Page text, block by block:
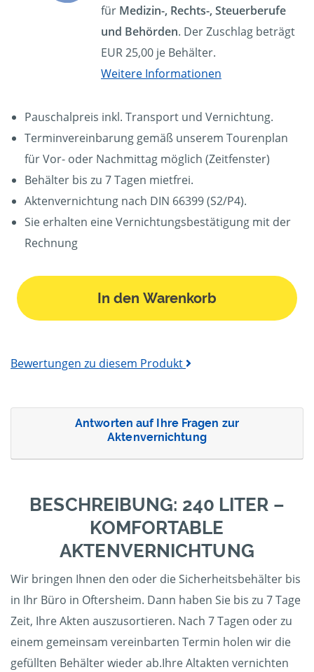
für Medizin-, Rechts-, Steuerberufe
und Behörden. Der Zuschlag beträgt
EUR 25,00 je Behälter.
Weitere Informationen
Pauschalpreis inkl. Transport und Vernichtung.
Terminvereinbarung gemäß unserem Tourenplan
für Vor- oder Nachmittag möglich (Zeitfenster)
Behälter bis zu 7 Tagen mietfrei.
Aktenvernichtung nach DIN 66399 (S2/P4).
Sie erhalten eine Vernichtungsbestätigung mit der
Rechnung
In den Warenkorb
Bewertungen zu diesem Produkt
Antworten auf Ihre Fragen zur
Aktenvernichtung
BESCHREIBUNG: 240 LITER –
KOMFORTABLE
AKTENVERNICHTUNG
Wir bringen Ihnen den oder die Sicherheitsbehälter bis
in Ihr Büro in Oftersheim. Dann haben Sie bis zu 7 Tage
Zeit, Ihre Akten auszusortieren. Nach 7 Tagen oder zu
einem gemeinsam vereinbarten Termin holen wir die
gefüllten Behälter wieder ab.Ihre Altakten vernichten